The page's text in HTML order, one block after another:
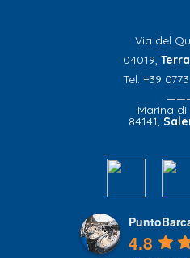
Via del
04019,
Tel. +39
Marina di
84141,
4.8